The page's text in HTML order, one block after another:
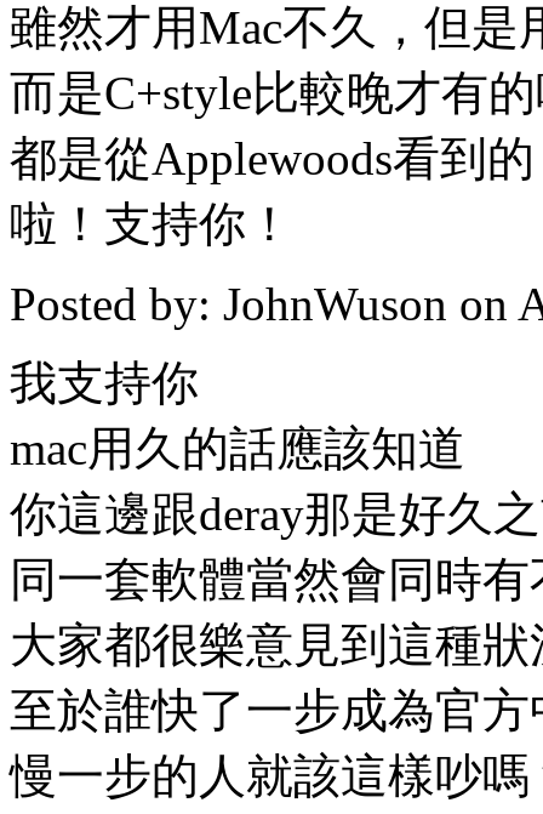
雖然才用Mac不久，但是
而是C+style比較晚才有
都是從Applewoods看到
啦！支持你！
Posted by: JohnWuson
我支持你
mac用久的話應該知道
你這邊跟deray那是好久
同一套軟體當然會同時
大家都很樂意見到這種狀
至於誰快了一步成為官方
慢一步的人就該這樣吵嗎